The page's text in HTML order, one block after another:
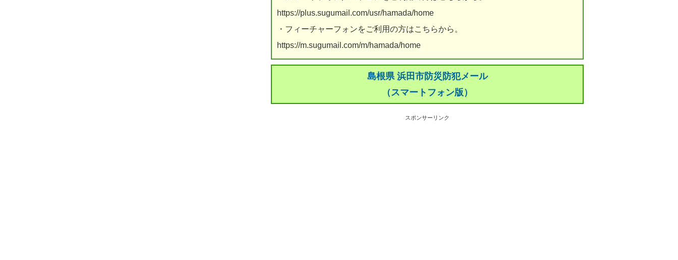
https://plus.sugumail.com/usr/hamada/home
・フィーチャーフォンをご利用の方はこちらから。
https://m.sugumail.com/m/hamada/home
島根県 浜田市防災防犯メール
（スマートフォン版）
スポンサーリンク